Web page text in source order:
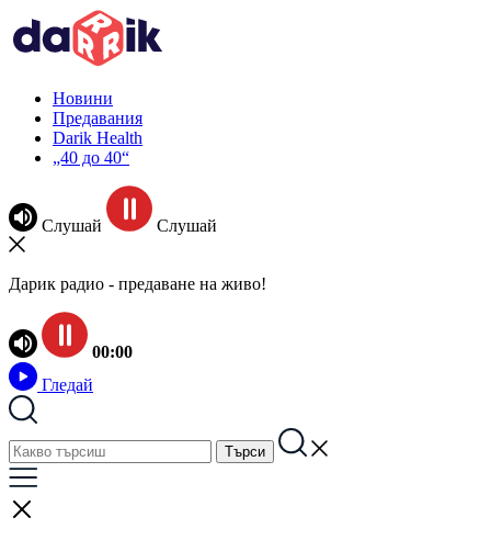
Новини
Предавания
Darik Health
„40 до 40“
Слушай Слушай
Дарик радио - предаване на живо!
00:00
Гледай